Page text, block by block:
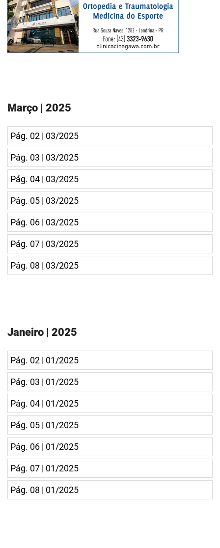
Março | 2025
Pág. 02 | 03/2025
Pág. 03 | 03/2025
Pág. 04 | 03/2025
Pág. 05 | 03/2025
Pág. 06 | 03/2025
Pág. 07 | 03/2025
Pág. 08 | 03/2025
Janeiro | 2025
Pág. 02 | 01/2025
Pág. 03 | 01/2025
Pág. 04 | 01/2025
Pág. 05 | 01/2025
Pág. 06 | 01/2025
Pág. 07 | 01/2025
Pág. 08 | 01/2025